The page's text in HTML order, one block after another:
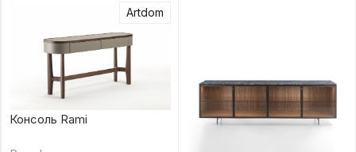
Artdom
Консоль Rami